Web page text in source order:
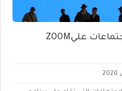
طريقة تسجيل المحاضرات او الاجتماعات عليZOOM